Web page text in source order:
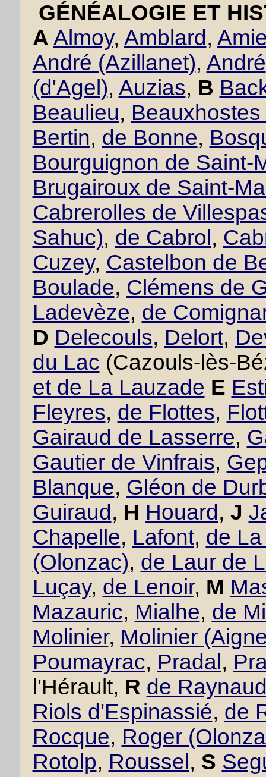
GÉNÉALOGIE ET
A Almoy, Amblard ,
André (Azillanet), André
(d'Agel), Auzias, B
Beaulieu,
Bertin, de Bonne,
Bourguignon de Saint-
Brugairoux de Saint-
Cabrerolles de
Sahuc), de Cabrol ,
Cuzey, Castelbon de
Boulade, Clémens de
Ladevèze, de
D Delecouls, Delort,
du Lac (Cazouls-lès-
et de La Lauzade E
Fleyres, de Flottes,
Gairaud de Lasserre,
Gautier de Vinfrais,
Blanque, Gléon de
Guiraud , H Houard , J
Chapelle, Lafont, de
(Olonzac), de Laur de
Luçay, de Lenoir, M
Mazauric, Mialhe, de
Molinier, Molinier
Poumayrac, Pradal ,
l'Hérault, R de
Riols d'Espinassié, de
Rocque, Roger
Rotolp, Roussel , S